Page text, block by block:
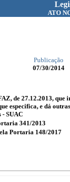
ATO
Publicação
07/30/2014
de 27.12.2013,
especifica, e dá
- SUAC
341/2013
Portaria 148/2017